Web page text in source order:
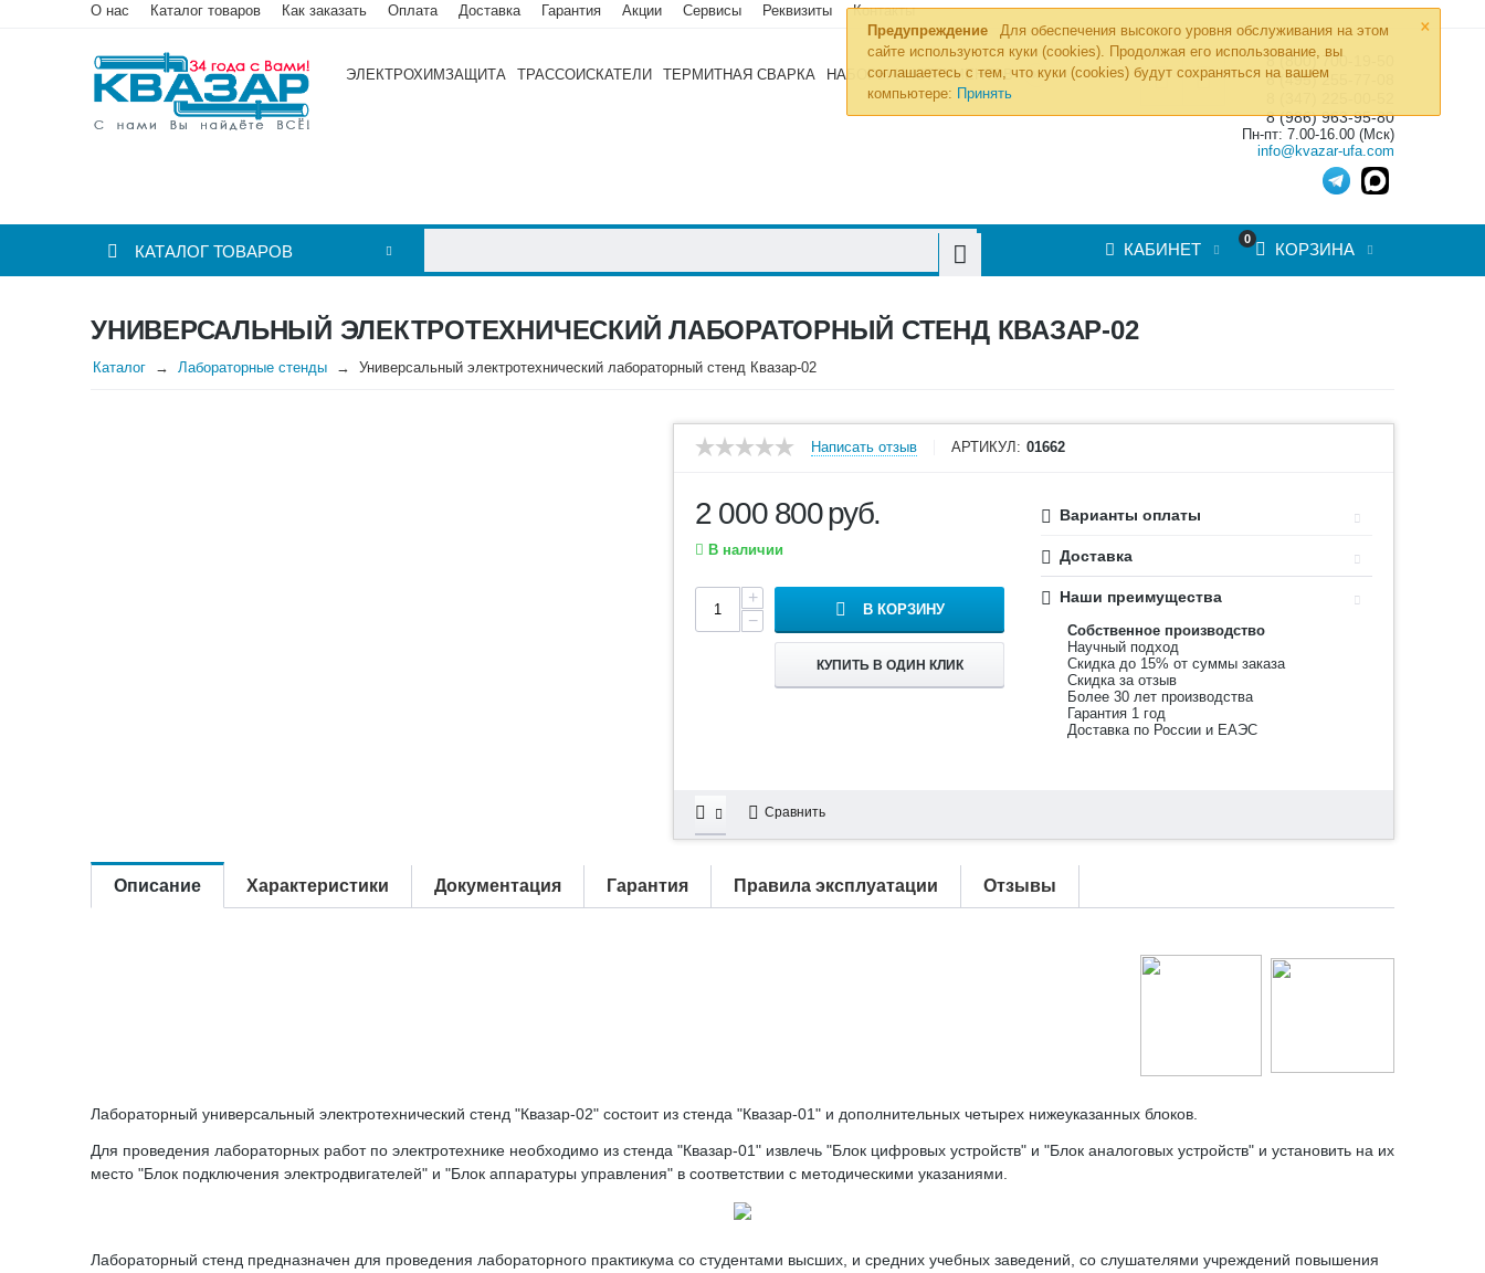
×
Предупреждение
Для обеспечения высокого уровня обслуживания на этом
сайте используются куки (cookies). Продолжая его использование, вы
соглашаетесь с тем, что куки (cookies) будут сохраняться на вашем
компьютере: Принять
О нас Каталог товаров Как заказать Оплата Доставка Гарантия Акции Сервисы Реквизиты Контакты
ЭЛЕКТРОХИМЗАЩИТА ТРАССОИСКАТЕЛИ ТЕРМИТНАЯ СВАРКА НАБОРЫ ИНСТРУМЕНТОВ »
8 (800) 700-19-50
8 (495) 255-77-08
8 (986) 963-95-80
Пн-пт: 7.00-16.00 (Мск)
info@kvazar-ufa.com
КАТАЛОГ ТОВАРОВ
0
КОРЗИНА
КАБИНЕТ
УНИВЕРСАЛЬНЫЙ ЭЛЕКТРОТЕХНИЧЕСКИЙ ЛАБОРАТОРНЫЙ СТЕНД КВАЗАР-02
Каталог Лабораторные стенды Универсальный электротехнический лабораторный стенд Квазар-02
Написать отзыв АРТИКУЛ: 01662
2 000 800руб.
В наличии
+
−
В КОРЗИНУ
КУПИТЬ В ОДИН КЛИК
Варианты оплаты
Доставка
Наши преимущества
Собственное производство
Научный подход
Скидка до 15% от суммы заказа
Скидка за отзыв
Более 30 лет производства
Гарантия 1 год
Доставка по России и ЕАЭС
Сравнить
Описание Характеристики Документация Гарантия Правила эксплуатации Отзывы
Лабораторный универсальный электротехнический стенд "Квазар-02" состоит из стенда "Квазар-01" и дополнительных четырех нижеуказанных блоков.
Для проведения лабораторных работ по электротехнике необходимо из стенда "Квазар-01" извлечь "Блок цифровых устройств" и "Блок аналоговых устройств" и установить на их
место "Блок подключения электродвигателей" и "Блок аппаратуры управления" в соответствии с методическими указаниями.
Лабораторный стенд предназначен для проведения лабораторного практикума со студентами высших, и средних учебных заведений, со слушателями учреждений повышения